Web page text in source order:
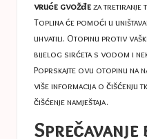
vruće gvožđeza tretiranje
Toplina će pomoći u
uhvatili. Otopinu protiv
bijelog sirćeta s vodom i
Poprskajte ovu otopinu na
više informacija o čišćenju
čišćenje namještaja.